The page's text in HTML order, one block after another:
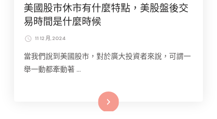
美國股市休市有什麼特點，美股盤後交
易時間是什麼時候
11 12 月, 2024
當我們說到美國股市，對於廣大投資者來說，可謂一
舉一動都牽動著 …
Read More